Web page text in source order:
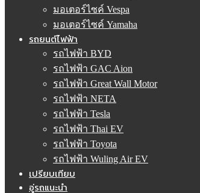
มอเตอร์ไซค์ Vespa
มอเตอร์ไซค์ Yamaha
รถยนต์ไฟฟ้า
รถไฟฟ้า BYD
รถไฟฟ้า GAC Aion
รถไฟฟ้า Great Wall Motor
รถไฟฟ้า NETA
รถไฟฟ้า Tesla
รถไฟฟ้า Thai EV
รถไฟฟ้า Toyota
รถไฟฟ้า Wuling Air EV
เปรียบเทียบ
อู่รถแนะนำ